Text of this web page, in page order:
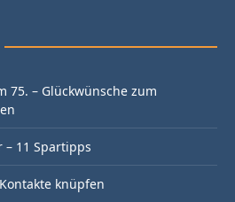
75. – Glückwünsche zum
11 Spartipps
knüpfen